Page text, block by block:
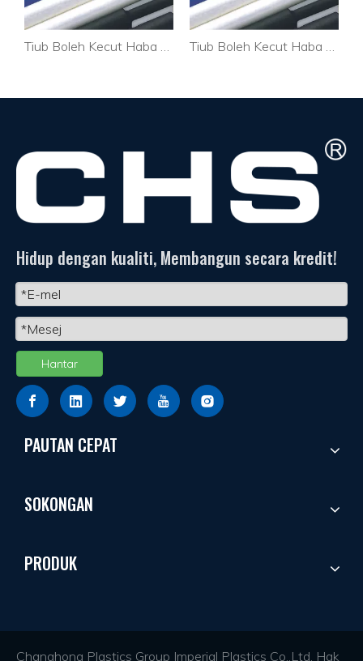
Hidup dengan kualiti, Membangun secara kredit!
Hantar
PAUTAN CEPAT
SOKONGAN
PRODUK
Changhong Plastics Group Imperial Plastics Co.,Ltd. Hak